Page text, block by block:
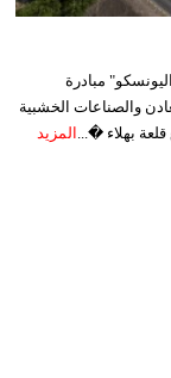
مبادرة
والصناعات الخشبية
بهلاء �... المزيد